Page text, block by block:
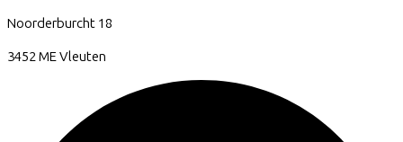
Noorderburcht 18
3452 MEVleuten